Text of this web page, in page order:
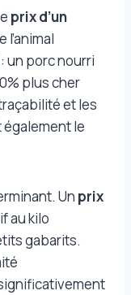
prix d’un
l’animal
un porc nourri
plus cher
et les
le
Un prix
au kilo
gabarits.